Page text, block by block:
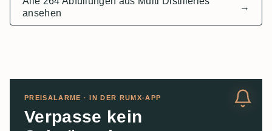
ansehen
→
PREISALARME · IN DER RUMX-APP
Verpasse kein